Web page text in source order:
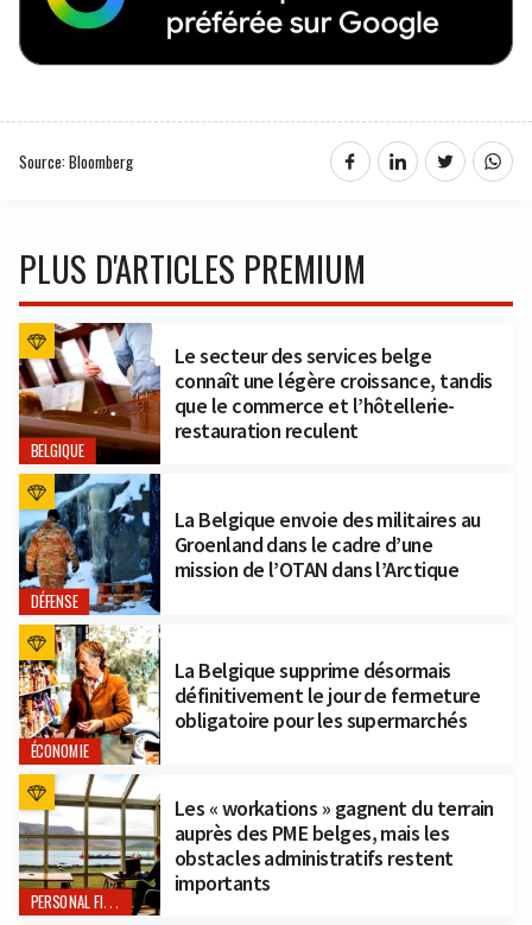
Source: Bloomberg
PLUS D'ARTICLES PREMIUM
BELGIQUE
Le secteur des services belge
connaît une légère croissance, tandis
que le commerce et l’hôtellerie-
restauration reculent
DÉFENSE
La Belgique envoie des militaires au
Groenland dans le cadre d’une
mission de l’OTAN dans l’Arctique
ÉCONOMIE
La Belgique supprime désormais
définitivement le jour de fermeture
obligatoire pour les supermarchés
PERSONAL FINANCE
Les « workations » gagnent du terrain
auprès des PME belges, mais les
obstacles administratifs restent
importants